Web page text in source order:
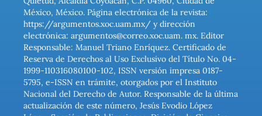
México, México. Página electrónica de la revista:
https://argumentos.xoc.uam.mx/ y dirección
electrónica: argumentos@correo.xoc.uam. mx. Editor
Responsable: Manuel Triano Enríquez. Certificado de
Reserva de Derechos al Uso Exclusivo del Título No. 04-
1999-110316080100-102, ISSN versión impresa 0187-
5795, e-ISSN en trámite, otorgados por el Instituto
Nacional del Derecho de Autor. Responsable de la última
actualización de este número, Jesús Evodio López